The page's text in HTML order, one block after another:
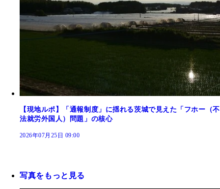
【現地ルポ】「通報制度」に揺れる茨城で見えた「フホー（不
法就労外国人）問題」の核心
2026年07月25日 09:00
写真をもっと見る